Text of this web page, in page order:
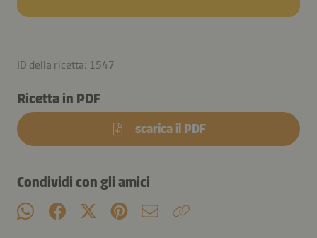
ID della ricetta: 1547
Ricetta in PDF
scarica il PDF
Condividi con gli amici